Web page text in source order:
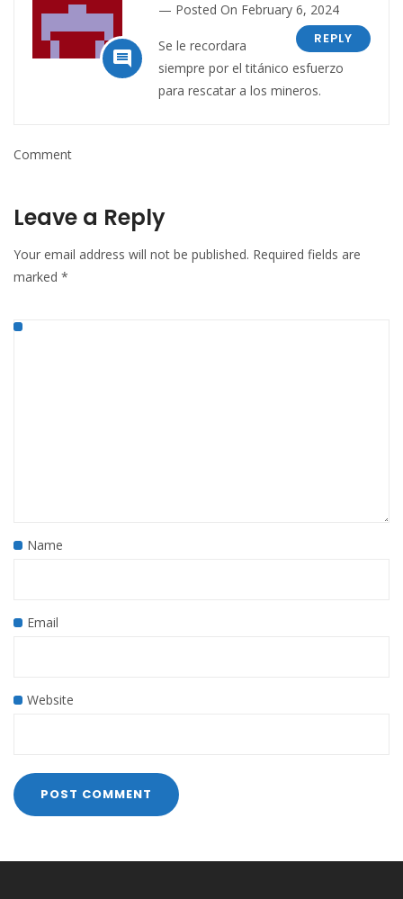

Posted On February 6, 2024
REPLY
Se le recordara
siempre por el titánico esfuerzo
para rescatar a los mineros.
Comment
Leave a Reply
Your email address will not be published. Required fields are
marked *
Name
Email
Website